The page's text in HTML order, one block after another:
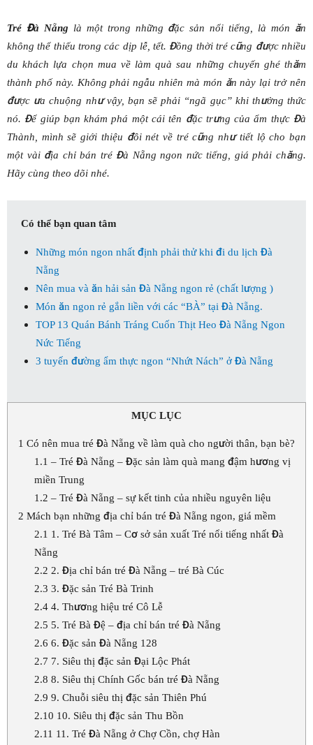
Tré Đà Nẵng là một trong những đặc sản nổi tiếng, là món ăn
không thể thiếu trong các dịp lễ, tết. Đồng thời tré cũng được nhiều
du khách lựa chọn mua về làm quà sau những chuyến ghé thăm
thành phố này. Không phải ngẫu nhiên mà món ăn này lại trở nên
được ưa chuộng như vậy, bạn sẽ phải “ngã gục” khi thưởng thức
nó. Để giúp bạn khám phá một cái tên đặc trưng của ẩm thực Đà
Thành, mình sẽ giới thiệu đôi nét về tré cũng như tiết lộ cho bạn
một vài địa chỉ bán tré Đà Nẵng ngon nức tiếng, giá phải chăng.
Hãy cùng theo dõi nhé.
Có thể bạn quan tâm
Những món ngon nhất định phải thử khi đi du lịch Đà
Nẵng
Nên mua và ăn hải sản Đà Nẵng ngon rẻ (chất lượng )
Món ăn ngon rẻ gắn liền với các “BÀ” tại Đà Nẵng.
TOP 13 Quán Bánh Tráng Cuốn Thịt Heo Đà Nẵng Ngon
Nức Tiếng
3 tuyến đường ẩm thực ngon “Nhứt Nách” ở Đà Nẵng
MỤC LỤC
1 Có nên mua tré Đà Nẵng về làm quà cho người thân, bạn bè?
1.1 – Tré Đà Nẵng – Đặc sản làm quà mang đậm hương vị
miền Trung
1.2 – Tré Đà Nẵng – sự kết tinh của nhiều nguyên liệu
2 Mách bạn những địa chỉ bán tré Đà Nẵng ngon, giá mềm
2.1 1. Tré Bà Tâm – Cơ sở sản xuất Tré nổi tiếng nhất Đà
Nẵng
2.2 2. Địa chỉ bán tré Đà Nẵng – tré Bà Cúc
2.3 3. Đặc sản Tré Bà Trinh
2.44. Thương hiệu tré Cô Lễ
2.5 5. Tré Bà Đệ – địa chỉ bán tré Đà Nẵng
2.6 6. Đặc sản Đà Nẵng 128
2.7 7. Siêu thị đặc sản Đại Lộc Phát
2.8 8. Siêu thị Chính Gốc bán tré Đà Nẵng
2.9 9. Chuỗi siêu thị đặc sản Thiên Phú
2.10 10. Siêu thị đặc sản Thu Bồn
2.11 11. Tré Đà Nẵng ở Chợ Cồn, chợ Hàn